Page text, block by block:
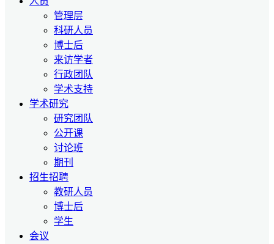
管理层
科研人员
博士后
来访学者
行政团队
学术支持
学术研究
研究团队
公开课
讨论班
期刊
招生招聘
教研人员
博士后
学生
会议